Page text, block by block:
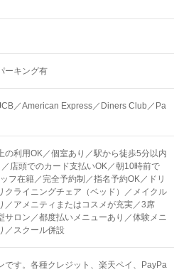
ーキング有
／American Express／Diners Club／Pa
の利用OK／個室あり／駅から徒歩5分以内
店頭でのカード支払いOK／朝10時前で
フ在籍／完全予約制／指名予約OK／ドリ
クライニングチェア（ベッド）／メイクル
／アメニティまたはコスメが充実／3席
サロン／都度払いメニューあり／体験メニ
／スクール併設
です。各種クレジット、楽天ペイ、PayPa